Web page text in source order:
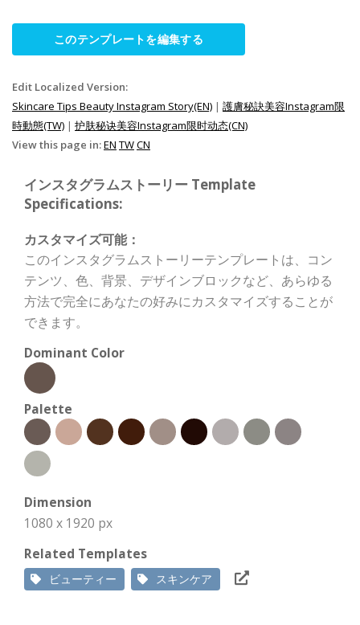
このテンプレートを編集する
Edit Localized Version:
Skincare Tips Beauty Instagram Story(EN) | 護膚秘訣美容Instagram限
時動態(TW) | 护肤秘诀美容Instagram限时动态(CN)
View this page in:EN TWCN
インスタグラムストーリー Template
Specifications:
カスタマイズ可能：
このインスタグラムストーリーテンプレートは、コン
テンツ、色、背景、デザインブロックなど、あらゆる
方法で完全にあなたの好みにカスタマイズすることが
できます。
Dominant Color
Palette
Dimension
1080 x 1920 px
Related Templates
ビューティー スキンケア